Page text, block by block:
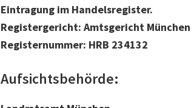
Eintragung im Handelsregister.
Registergericht: Amtsgericht München
Registernummer: HRB 234132
Aufsichtsbehörde: